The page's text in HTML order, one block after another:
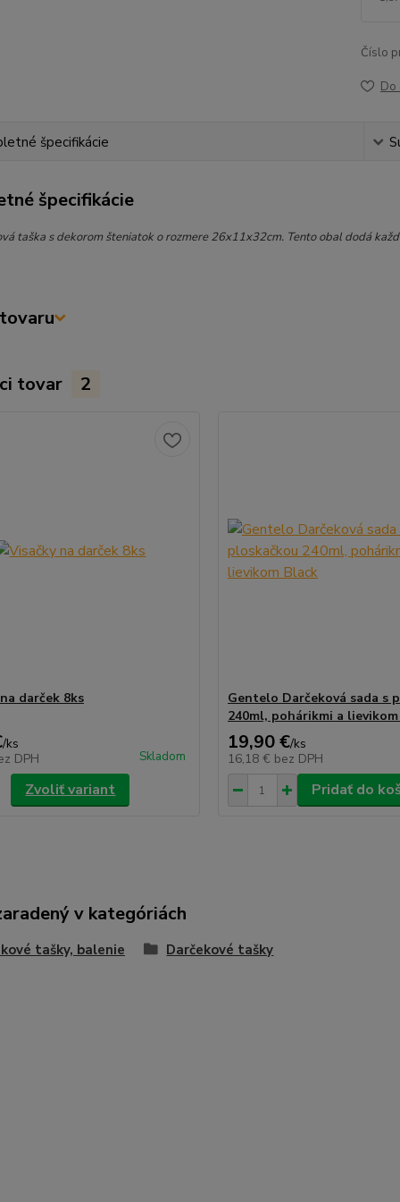
Číslo
Do
špecifikácie
špecifikácie
taška s dekorom šteniatok o rozmere 26x11x32cm. Tento obal dodá
tovar 2
darček 8ks
/ks
DPH
Skladom
Zvoliť variant
Gentelo Darčeková sada s
240ml, pohárikmi a
19,90 €/ks
16,18 € bez DPH
Pridať do
v kategóriách
tašky, balenie Darčekové tašky